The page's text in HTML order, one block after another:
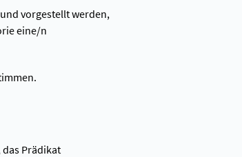
vorgestellt werden,
eine/n
Prädikat